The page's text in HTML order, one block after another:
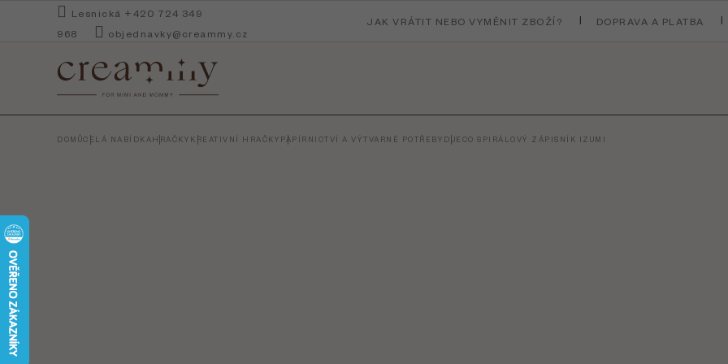
Lesnická +420 724 349
968
objednavky@creammy.cz
JAK VRÁTIT NEBO VYMĚNIT ZBOŽÍ? DOPRAVA A PLATBA
DOMŮCELÁ NABÍDKAHRAČKY KREATIVNÍ HRAČKY PAPÍRNICTVÍ A VÝTVARNÉ POTŘEBY DJECO SPIRÁLOVÝ ZÁPISNÍK IZUMI